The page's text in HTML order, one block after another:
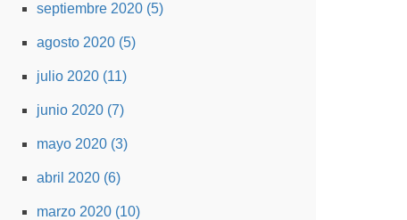
septiembre 2020 (5)
agosto 2020 (5)
julio 2020 (11)
junio 2020 (7)
mayo 2020 (3)
abril 2020 (6)
marzo 2020 (10)